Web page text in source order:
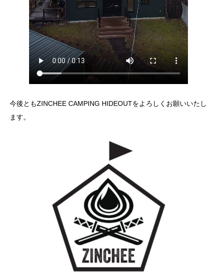
今後ともZINCHEE CAMPING HIDEOUTをよろしくお願いいたし
ます。